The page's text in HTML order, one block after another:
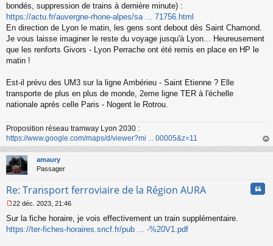
g
e
n
o
n
u
bondés, suppression de trains à dernière minute) :
https://actu.fr/auvergne-rhone-alpes/sa ... 71756.html
En direction de Lyon le matin, les gens sont debout dès Saint Chamond.
Je vous laisse imaginer le reste du voyage jusqu'à Lyon... Heureusement
que les renforts Givors - Lyon Perrache ont été remis en place en HP le
matin !
Est-il prévu des UM3 sur la ligne Ambérieu - Saint Etienne ? Elle
transporte de plus en plus de monde, 2eme ligne TER à l'échelle
nationale après celle Paris - Nogent le Rotrou.
Proposition réseau tramway Lyon 2030 :
https://www.google.com/maps/d/viewer?mi ... 00005&z=11
au
amaury
Passager
Re: Transport ferroviaire de la Région AURA
e
s
22 déc. 2023, 21:46
Sur la fiche horaire, je vois effectivement un train supplémentaire.
https://ter-fiches-horaires.sncf.fr/pub ... -%20V1.pdf